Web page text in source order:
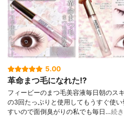
5.00
革命まつ毛になれた!?
フィービーのまつ毛美容液毎日朝のス
の3回たっぷりと使用してもうすぐ使
すいので面倒臭がりの私でも毎日…続